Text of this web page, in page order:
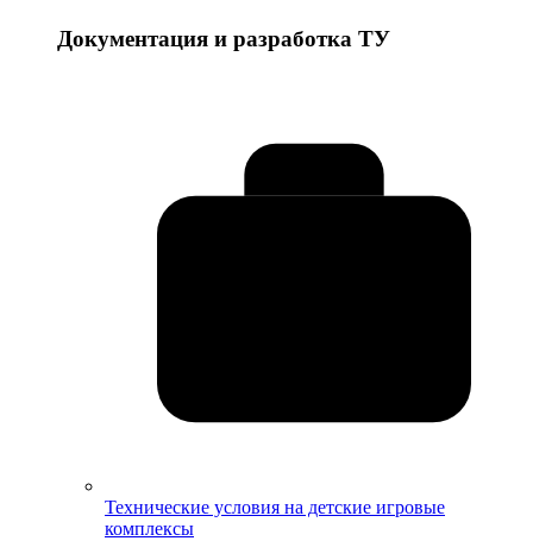
Документация и разработка ТУ
Технические условия на детские игровые
комплексы